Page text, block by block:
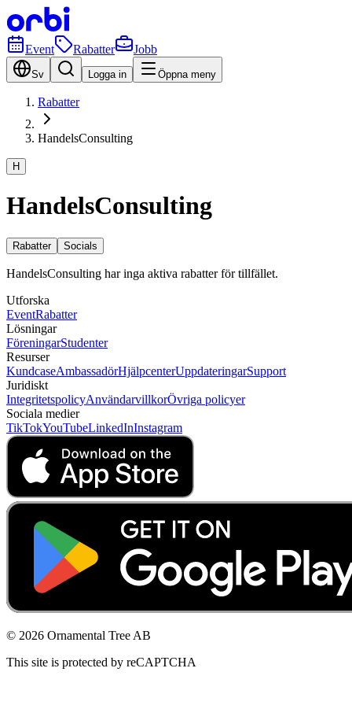
Event Rabatter Jobb
Sv Logga in Öppna meny
Rabatter
HandelsConsulting
H
HandelsConsulting
Rabatter Socials
HandelsConsulting har inga aktiva rabatter för tillfället.
Utforska
EventRabatter
Lösningar
FöreningarStudenter
Resurser
KundcaseAmbassadörHjälpcenterUppdateringarSupport
Juridiskt
IntegritetspolicyAnvändarvillkorÖvriga policyer
Sociala medier
TikTokYouTubeLinkedInInstagram
© 2026 Ornamental Tree AB
This site is protected by reCAPTCHA